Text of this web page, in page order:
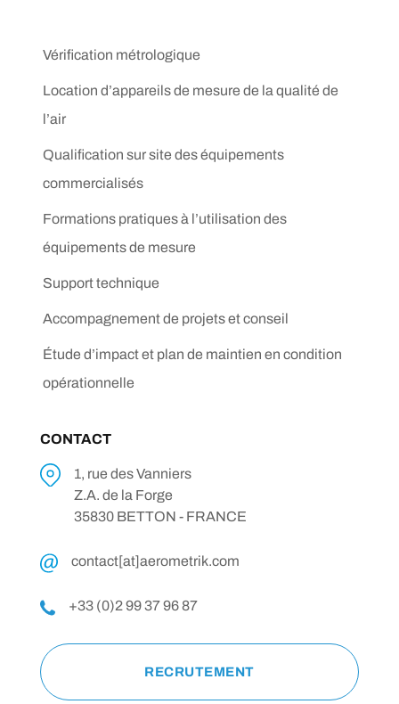
Vérification métrologique
Location d’appareils de mesure de la qualité de
l’air
Qualification sur site des équipements
commercialisés
Formations pratiques à l’utilisation des
équipements de mesure
Support technique
Accompagnement de projets et conseil
Étude d’impact et plan de maintien en condition
opérationnelle
CONTACT
1, rue des Vanniers
Z.A. de la Forge
35830 BETTON - FRANCE
contact[at]aerometrik.com
+33 (0)2 99 37 96 87
RECRUTEMENT